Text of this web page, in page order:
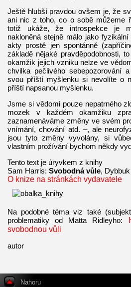
Ještě hlubší pravdou ovšem je, že
ani nic z toho, co o sobě můžeme
totiž ukáže, že introspekce je
nakloněná stejně málo jako
akty prostě jen spontánně
základě nějaké pravděpodobnosti,
okamžik jejich vzniku nelze ve
chvilka pečlivého sebepozorování
svou příští myšlenku si nevolíte o
příští napsanou myšlenku.
Jsme si vědomi pouze nepatrného
mozek v každém okamžiku
zaznamenáváme změny ve svém
vnímání, chování atd. –, ale
jsou tyto změny vyvolány, si
vlastním prožívání bychom někdy
Tento text je úryvkem z knihy
Sam Harris: Svobodná vůle,
O knize na stránkách vydavatele
Na podobné téma viz také
problematiky od Matta Ridleyho:
svobodnou vůli
autor
Nahoru